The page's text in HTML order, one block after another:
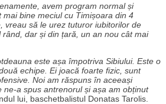
avem program normal și
bine meciul cu Timișoara din 4
vreau să le urez tuturor iubitorilor de
dar și din țară, un an nou cât mai
este așa împotriva Sibiului. Este o
echipe. Ei joacă foarte fizic, sunt
Noi am răspuns în aceeași
ne-a spus antrenorul și așa am obținut
lui, baschetbalistul Donatas Tarolis.